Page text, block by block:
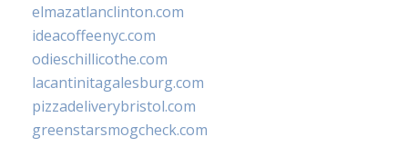
elmazatlanclinton.com
ideacoffeenyc.com
odieschillicothe.com
lacantinitagalesburg.com
pizzadeliverybristol.com
greenstarsmogcheck.com